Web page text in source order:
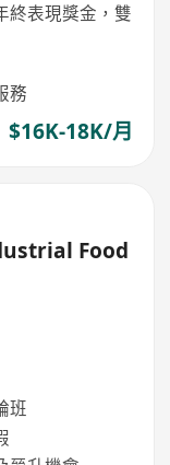
終表現獎金，雙
務
$16K-18K/月
Food
班